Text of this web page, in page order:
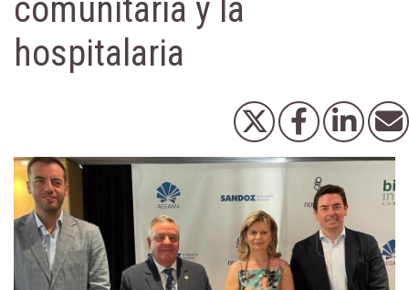
comunitaria y la
hospitalaria